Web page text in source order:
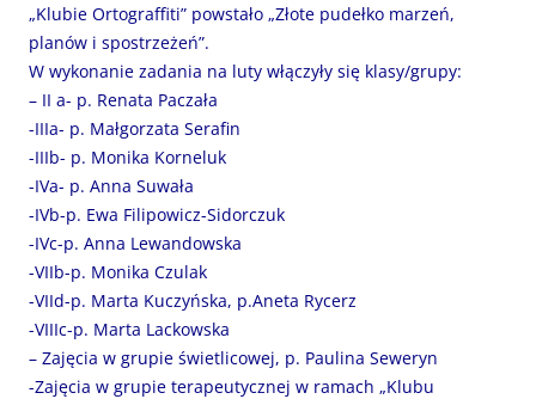
„Klubie Ortograffiti” powstało „Złote pudełko marzeń,
planów i spostrzeżeń”.
W wykonanie zadania na luty włączyły się klasy/grupy:
– II a- p. Renata Paczała
-IIIa- p. Małgorzata Serafin
-IIIb- p. Monika Korneluk
-IVa- p. Anna Suwała
-IVb-p. Ewa Filipowicz-Sidorczuk
-IVc-p. Anna Lewandowska
-VIIb-p. Monika Czulak
-VIId-p. Marta Kuczyńska, p.Aneta Rycerz
-VIIIc-p. Marta Lackowska
– Zajęcia w grupie świetlicowej, p. Paulina Seweryn
-Zajęcia w grupie terapeutycznej w ramach „Klubu